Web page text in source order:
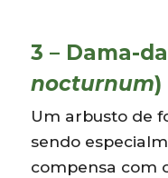
3 – Dama-
nocturnum)
Um arbusto de
sendo
compensa com